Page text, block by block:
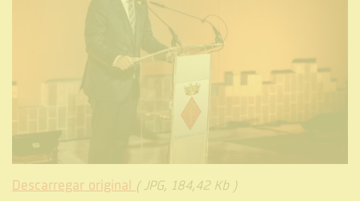
Descarregar original ( JPG, 184,42 Kb )